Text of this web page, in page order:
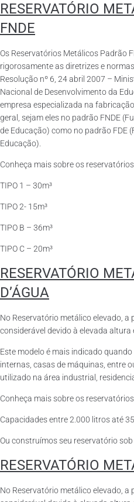
RESERVATÓRIO
FNDE
Os Reservatórios Metálicos Padrão
rigorosamente as diretrizes e
Resolução nº 6, 24 abril 2007 –
Nacional de Desenvolvimento da
empresa especializada na
geral, sejam eles no padrão FNDE
de Educação) como no padrão FDE
Educação).
Conheça mais sobre os
TIPO 1 – 30m³
TIPO 2- 15m³
TIPO B – 36m³
TIPO C – 20m³
RESERVATÓRIO
D’ÁGUA
No Reservatório metálico elevado, a
considerável devido à elevada altura
Este modelo é mais indicado
internas, casas de máquinas, entre
utilizado na área industrial,
Conheça mais sobre os
Capacidades entre 2.000 litros até
Ou construímos seu reservatório sob
RESERVATÓRIO
No Reservatório metálico elevado, a